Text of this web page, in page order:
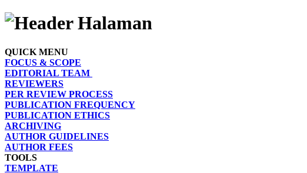
QUICK MENU
FOCUS & SCOPE
EDITORIAL TEAM
REVIEWERS
PER REVIEW PROCESS
PUBLICATION FREQUENCY
PUBLICATION ETHICS
ARCHIVING
AUTHOR GUIDELINES
AUTHOR FEES
TOOLS
TEMPLATE